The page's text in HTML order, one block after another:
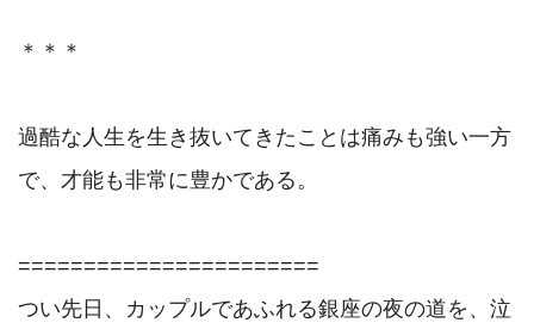
＊＊＊
過酷な人生を生き抜いてきたことは痛みも強い一方
で、才能も非常に豊かである。
=======================
つい先日、カップルであふれる銀座の夜の道を、泣